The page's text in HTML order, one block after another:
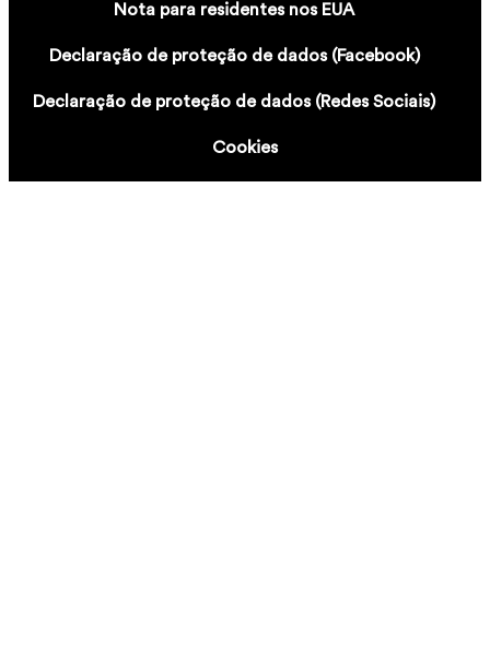
Nota para residentes nos EUA
Declaração de proteção de dados (Facebook)
Declaração de proteção de dados (Redes Sociais)
Cookies